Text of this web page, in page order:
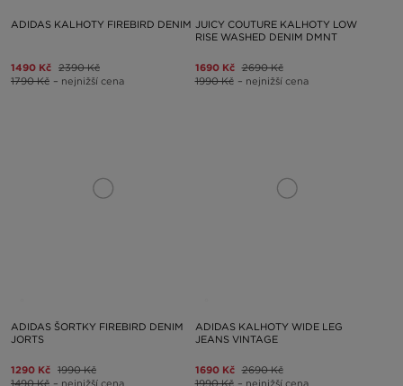
ADIDAS KALHOTY FIREBIRD DENIM
1490 Kč 2390 Kč
1790 Kč – nejnižší cena
JUICY COUTURE KALHOTY LOW
RISE WASHED DENIM DMNT
1690 Kč 2690 Kč
1990 Kč – nejnižší cena
ADIDAS ŠORTKY FIREBIRD DENIM
JORTS
1290 Kč 1990 Kč
1490 Kč – nejnižší cena
ADIDAS KALHOTY WIDE LEG
JEANS VINTAGE
1690 Kč 2690 Kč
1990 Kč – nejnižší cena